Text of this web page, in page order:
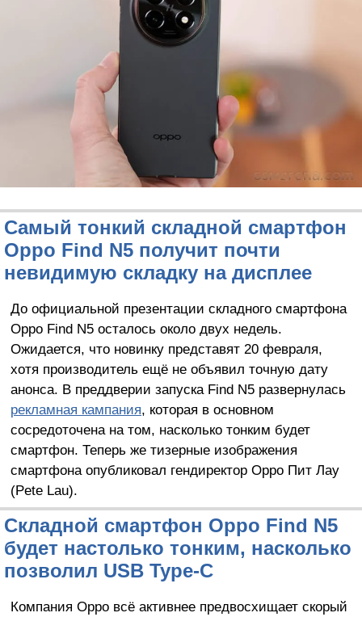
Самый тонкий складной смартфон
Oppo Find N5 получит почти
невидимую складку на дисплее
До официальной презентации складного смартфона
Oppo Find N5 осталось около двух недель.
Ожидается, что новинку представят 20 февраля,
хотя производитель ещё не объявил точную дату
анонса. В преддверии запуска Find N5 развернулась
рекламная кампания, которая в основном
сосредоточена на том, насколько тонким будет
смартфон. Теперь же тизерные изображения
смартфона опубликовал гендиректор Oppo Пит Лау
(Pete Lau).
Складной смартфон Oppo Find N5
будет настолько тонким, насколько
позволил USB Type-C
Компания Oppo всё активнее предвосхищает скорый